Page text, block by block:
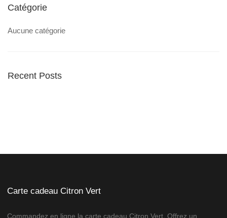
Catégorie
Aucune catégorie
Recent Posts
Carte cadeau Citron Vert
Commandez en ligne la carte cadeau Citron Vert. Offrez un